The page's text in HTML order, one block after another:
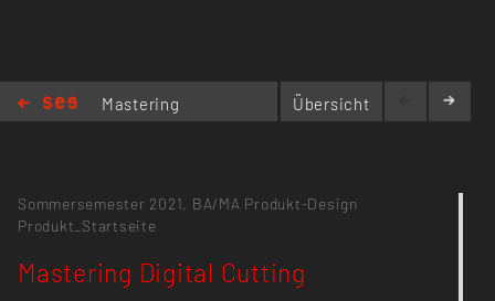
Mastering
Übersicht
Sommersemester 2021, BA/MA Produkt-Design
Produkt_Startseite
Mastering Digital Cutting